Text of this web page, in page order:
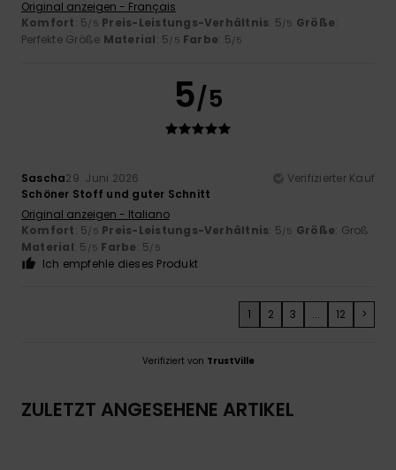
Original anzeigen - Français
Komfort: 5/5 Preis-Leistungs-Verhältnis: 5/5 Größe:
Perfekte Größe Material: 5/5 Farbe: 5/5
5/5
Sascha29. Juni 2026
Verifizierter Kauf
Schöner Stoff und guter Schnitt
Original anzeigen - Italiano
Komfort: 5/5 Preis-Leistungs-Verhältnis: 5/5 Größe: Groß
Material: 5 /5 Farbe: 5/5
Ich empfehle dieses Produkt
1 2 3 ... 12 >
Verifiziert von TrustVille
ZULETZT ANGESEHENE ARTIKEL